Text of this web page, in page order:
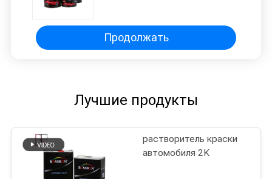
Продолжать
Лучшие продукты
растворитель краски
автомобиля 2K